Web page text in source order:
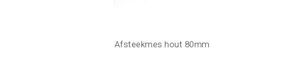
Afsteekmes hout 80mm